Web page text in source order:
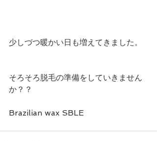
少しづつ暖かい日も増えてきました。
そろそろ脱毛の準備をしていきません
か？？
Brazilian wax SBLE